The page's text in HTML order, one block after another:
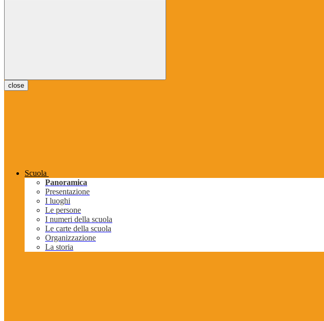
close
Scuola
Panoramica
Presentazione
I luoghi
Le persone
I numeri della scuola
Le carte della scuola
Organizzazione
La storia